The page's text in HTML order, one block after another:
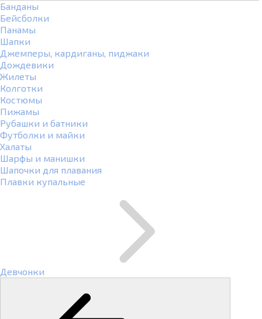
Банданы
Бейсболки
Панамы
Шапки
Джемперы, кардиганы, пиджаки
Дождевики
Жилеты
Колготки
Костюмы
Пижамы
Рубашки и батники
Футболки и майки
Халаты
Шарфы и манишки
Шапочки для плавания
Плавки купальные
Девчонки